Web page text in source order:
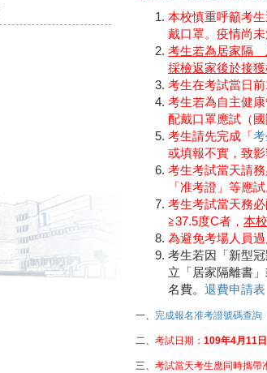
本校慎重呼籲考
戴口罩。疫情尚
考生若為居家隔
採檢返家後於接
考生在考試當日
考生若為自主健
配戴口罩應試（
考生請先完成「
或填報不實，致
考生考試當天請
「准考證」等應試
考生考試當天務
≧37.5度C者， 本
為避免考場人員
考生若因「新型
立「居家隔離書
名費。 退費申請表
一、 完成報名准考證號碼查詢
二、 考試日期： 109年4月11
三、 考試當天考生應同時攜帶